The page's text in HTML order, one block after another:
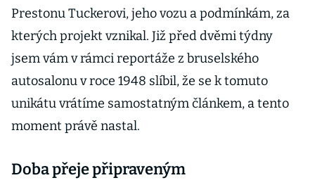
Prestonu Tuckerovi, jeho vozu a podmínkám, za
kterých projekt vznikal. Již před dvěmi týdny
jsem vám v rámci reportáže z bruselského
autosalonu v roce 1948 slíbil, že se k tomuto
unikátu vrátíme samostatným článkem, a tento
moment právě nastal.
Doba přeje připraveným